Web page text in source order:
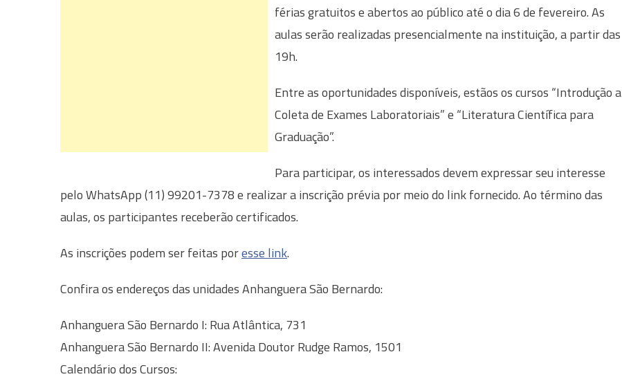
férias gratuitos e abertos ao público até o dia 6 de fevereiro. As
aulas serão realizadas presencialmente na instituição, a partir das
19h.
Entre as oportunidades disponíveis, estãos os cursos “Introdução a
Coleta de Exames Laboratoriais” e “Literatura Científica para
Graduação”.
Para participar, os interessados devem expressar seu interesse
pelo WhatsApp (11) 99201-7378 e realizar a inscrição prévia por meio do link fornecido. Ao término das
aulas, os participantes receberão certificados.
As inscrições podem ser feitas poresse link.
Confira os endereços das unidades Anhanguera São Bernardo:
Anhanguera São Bernardo I: Rua Atlântica, 731
Anhanguera São Bernardo II: Avenida Doutor Rudge Ramos, 1501
Calendário dos Cursos: